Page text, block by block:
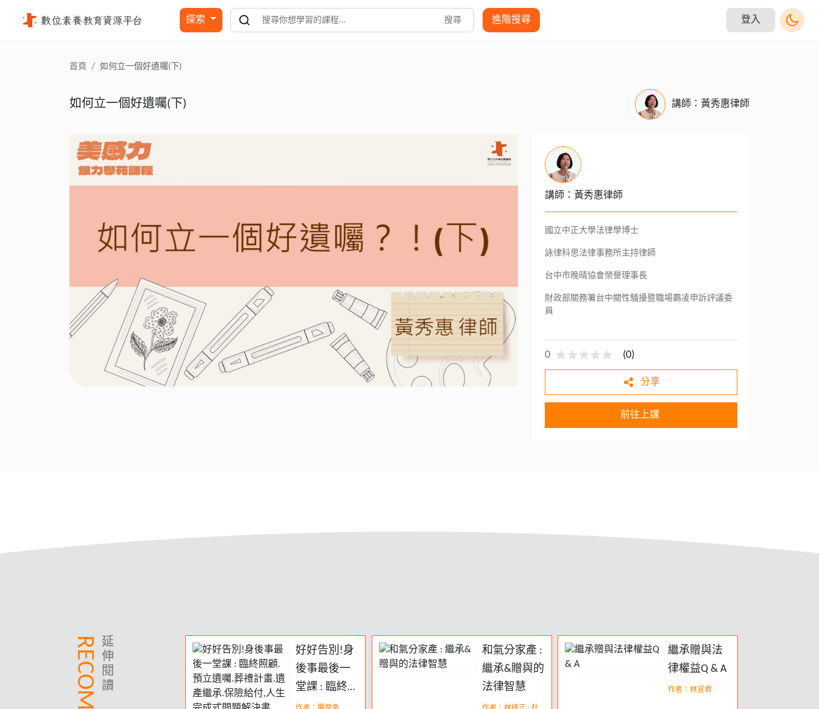
如何立一個好遺囑(下) - 國立公共資訊圖書館
探索
搜尋 進階搜尋 登入
首頁 如何立一個好遺囑(下)
如何立一個好遺囑(下) 講師：黃秀惠律師
講師：黃秀惠律師
國立中正大學法律學博士
詠律科思法律事務所主持律師
台中市晚晴協會榮譽理事長
財政部關務署台中關性騷擾暨職場霸凌申訴評議委
員
0 (0)
分享
前往上課
延
伸
閱
讀
好好告別!身
後事最後一
堂課 : 臨終照
顧.預立遺囑.
和氣分家產 :
繼承&贈與的
法律智慧
繼承贈與法
律權益Q & A
作者：林宜君